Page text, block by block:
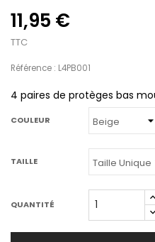
11,95 €
TTC
Référence : L4PB001
4 paires de protèges bas
COULEUR
TAILLE
QUANTITÉ